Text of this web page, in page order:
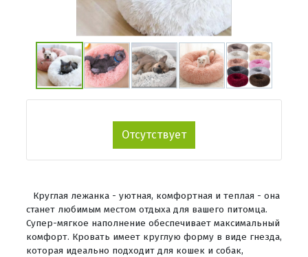
Отсутствует
Круглая лежанка - уютная, комфортная и теплая - она
станет любимым местом отдыха для вашего питомца.
Супер-мягкое наполнение обеспечивает максимальный
комфорт. Кровать имеет круглую форму в виде гнезда,
которая идеально подходит для кошек и собак,